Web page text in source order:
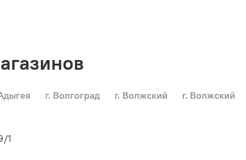
Адыгея г. Волгоград г. Волжский г. Волжский
1